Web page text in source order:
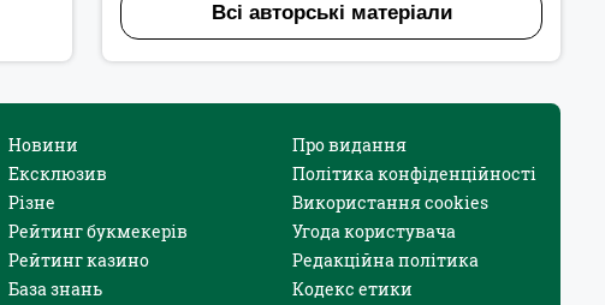
Всі авторські матеріали
Новини
Ексклюзив
Різне
Рейтинг букмекерів
Рейтинг казино
База знань
Про видання
Політика конфіденційності
Використання cookies
Угода користувача
Редакційна політика
Кодекс етики